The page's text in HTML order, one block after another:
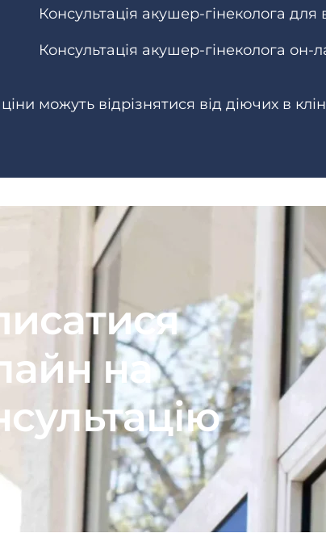
Консультація акушер-гінеколога для
Консультація акушер-гінеколога он-
можуть відрізнятися від діючих в
на